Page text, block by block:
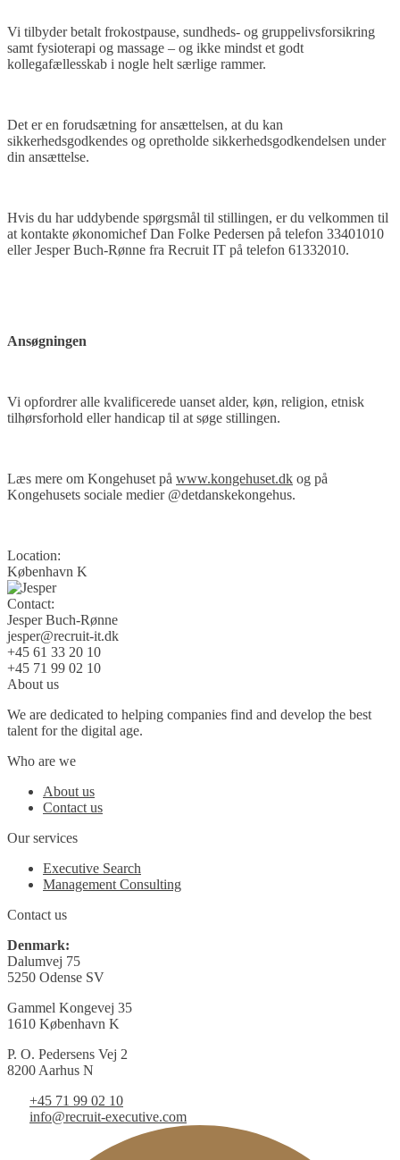
Vi tilbyder betalt frokostpause, sundheds- og gruppelivsforsikring
samt fysioterapi og massage – og ikke mindst et godt
kollegafællesskab i nogle helt særlige rammer.
Det er en forudsætning for ansættelsen, at du kan
sikkerhedsgodkendes og opretholde sikkerhedsgodkendelsen under
din ansættelse.
Hvis du har uddybende spørgsmål til stillingen, er du velkommen til
at kontakte økonomichef Dan Folke Pedersen på telefon 33401010
eller Jesper Buch-Rønne fra Recruit IT på telefon 61332010.
Ansøgningen
Vi opfordrer alle kvalificerede uanset alder, køn, religion, etnisk
tilhørsforhold eller handicap til at søge stillingen.
Læs mere om Kongehuset på www.kongehuset.dk og på
Kongehusets sociale medier @detdanskekongehus.
Location:
København K
Contact:
Jesper Buch-Rønne
jesper@recruit-it.dk
+45 61 33 20 10
+45 71 99 02 10
About us
We are dedicated to helping companies find and develop the best
talent for the digital age.
Who are we
About us
Contact us
Our services
Executive Search
Management Consulting
Contact us
Denmark:
Dalumvej 75
5250 Odense SV
Gammel Kongevej 35
1610 København K
P. O. Pedersens Vej 2
8200 Aarhus N
+45 71 99 02 10
info@recruit-executive.com